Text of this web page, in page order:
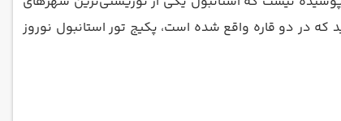
در دو قاره واقع شده است، پکیج تور استانبول نوروز